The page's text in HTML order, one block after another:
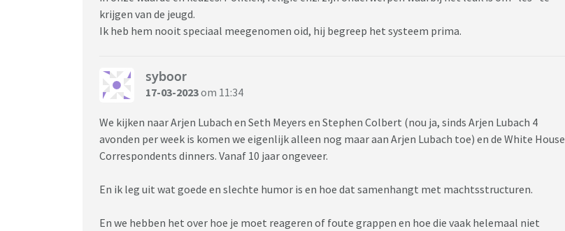
krijgen van de jeugd.
Ik heb hem nooit speciaal meegenomen oid, hij begreep het systeem prima.
syboor
17-03-2023om 11:34
We kijken naar Arjen Lubach en Seth Meyers en Stephen Colbert (nou ja, sinds Arjen Lubach 4
avonden per week is komen we eigenlijk alleen nog maar aan Arjen Lubach toe) en de White House
Correspondents dinners. Vanaf 10 jaar ongeveer.
En ik leg uit wat goede en slechte humor is en hoe dat samenhangt met machtsstructuren.
En we hebben het over hoe je moet reageren of foute grappen en hoe die vaak helemaal niet